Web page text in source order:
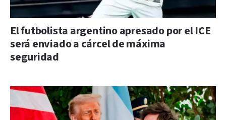
El futbolista argentino apresado por el ICE
será enviado a cárcel de máxima
seguridad